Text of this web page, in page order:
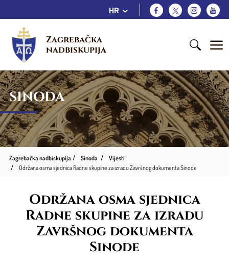
HR
Zagrebačka
nadbiskupija
SINODA
Zagrebačka nadbiskupija Sinoda
Vijesti
Održana osma sjednica Radne skupine za izradu Završnog dokumenta Sinode
Održana osma sjednica
Radne skupine za izradu
Završnog dokumenta
Sinode